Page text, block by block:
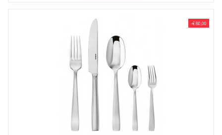
-€ 80,00